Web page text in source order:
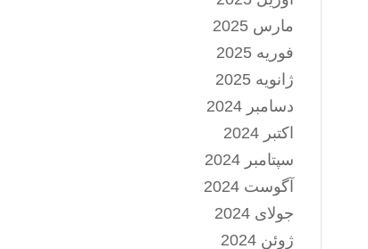
مارس 2025
فوریه 2025
ژانویه 2025
دسامبر 2024
اکتبر 2024
سپتامبر 2024
آگوست 2024
جولای 2024
ژوئن 2024